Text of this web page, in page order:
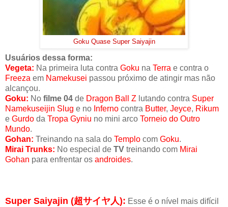
Goku Quase Super Saiyajin
Usuários dessa forma:
Vegeta: Na primeira luta contra Goku na Terra e contra o
Freeza em Namekusei passou próximo de atingir mas não
alcançou.
Goku: No filme 04 de Dragon Ball Z lutando contra Super
Namekuseijin Slug e no Inferno contra Butter, Jeyce, Rikum
e Gurdo da Tropa Gyniu no mini arco Torneio do Outro
Mundo.
Gohan: Treinando na sala do Templo com Goku.
Mirai Trunks: No especial de TV treinando com Mirai
Gohan para enfrentar os androides.
Super Saiyajin (超サイヤ人): Esse é o nível mais difícil